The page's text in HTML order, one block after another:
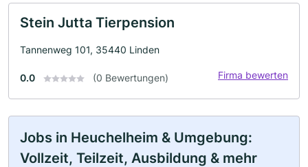
Stein Jutta Tierpension
Tannenweg 101, 35440 Linden
0.0 (0 Bewertungen) Firma bewerten
Jobs in Heuchelheim & Umgebung:
Vollzeit, Teilzeit, Ausbildung & mehr